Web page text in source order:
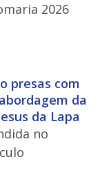
2026
presas com
da
da Lapa
no